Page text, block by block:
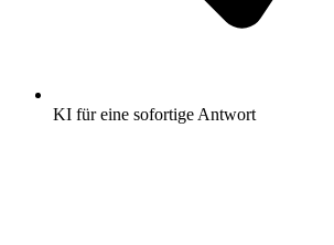
KI für eine sofortige Antwort